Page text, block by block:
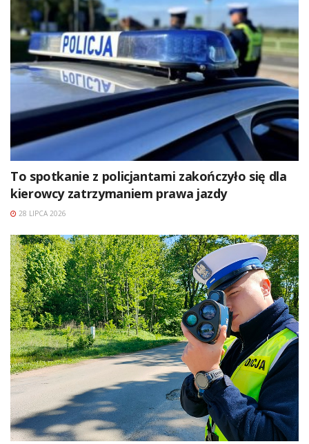
To spotkanie z policjantami zakończyło się dla
kierowcy zatrzymaniem prawa jazdy
28 LIPCA 2026